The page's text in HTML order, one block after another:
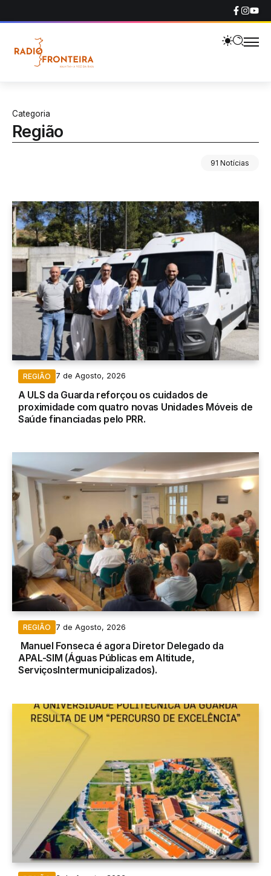
Categoria
Região
91 Notícias
REGIÃO 7 de Agosto, 2026
A ULS da Guarda reforçou os cuidados de
proximidade com quatro novas Unidades Móveis de
Saúde financiadas pelo PRR.
REGIÃO 7 de Agosto, 2026
Manuel Fonseca é agora Diretor Delegado da
APAL-SIM (Águas Públicas em Altitude,
ServiçosIntermunicipalizados).